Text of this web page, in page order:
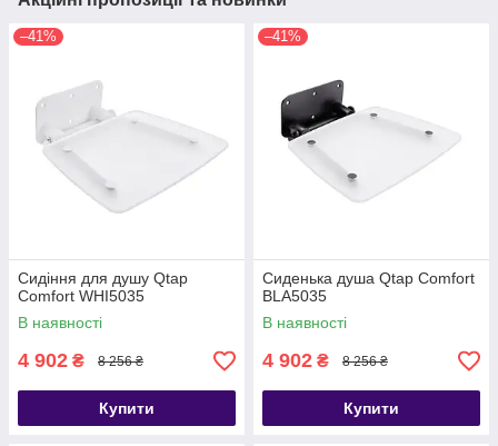
–41%
Сидіння для душу Qtap
Comfort WHI5035
В наявності
4 902 ₴ 8 256 ₴
Купити
–41%
Сиденька душа Qtap Comfort
BLA5035
В наявності
4 902 ₴ 8 256 ₴
Купити